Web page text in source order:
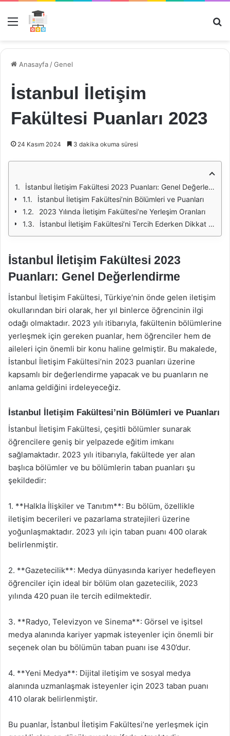
Menü
Anasayfa /Genel
İstanbul İletişim
Fakültesi Puanları 2023
24 Kasım 2024 3 dakika okuma süresi
İstanbul İletişim Fakültesi 2023 Puanları: Genel Değerlendirme
İstanbul İletişim Fakültesi’nin Bölümleri ve Puanları
2023 Yılında İletişim Fakültesi’ne Yerleşim Oranları
İstanbul İletişim Fakültesi’ni Tercih Ederken Dikkat Edilmesi Gerekenler
İstanbul İletişim Fakültesi 2023
Puanları: Genel Değerlendirme
İstanbul İletişim Fakültesi, Türkiye’nin önde gelen iletişim
okullarından biri olarak, her yıl binlerce öğrencinin ilgi
odağı olmaktadır. 2023 yılı itibarıyla, fakültenin bölümlerine
yerleşmek için gereken puanlar, hem öğrenciler hem de
aileleri için önemli bir konu haline gelmiştir. Bu makalede,
İstanbul İletişim Fakültesi’nin 2023 puanları üzerine
kapsamlı bir değerlendirme yapacak ve bu puanların ne
anlama geldiğini irdeleyeceğiz.
İstanbul İletişim Fakültesi’nin Bölümleri ve Puanları
İstanbul İletişim Fakültesi, çeşitli bölümler sunarak
öğrencilere geniş bir yelpazede eğitim imkanı
sağlamaktadır. 2023 yılı itibarıyla, fakültede yer alan
başlıca bölümler ve bu bölümlerin taban puanları şu
şekildedir:
1. **Halkla İlişkiler ve Tanıtım**: Bu bölüm, özellikle
iletişim becerileri ve pazarlama stratejileri üzerine
yoğunlaşmaktadır. 2023 yılı için taban puanı 400 olarak
belirlenmiştir.
2. **Gazetecilik**: Medya dünyasında kariyer hedefleyen
öğrenciler için ideal bir bölüm olan gazetecilik, 2023
yılında 420 puan ile tercih edilmektedir.
3. **Radyo, Televizyon ve Sinema**: Görsel ve işitsel
medya alanında kariyer yapmak isteyenler için önemli bir
seçenek olan bu bölümün taban puanı ise 430’dur.
4. **Yeni Medya**: Dijital iletişim ve sosyal medya
alanında uzmanlaşmak isteyenler için 2023 taban puanı
410 olarak belirlenmiştir.
Bu puanlar, İstanbul İletişim Fakültesi’ne yerleşmek için